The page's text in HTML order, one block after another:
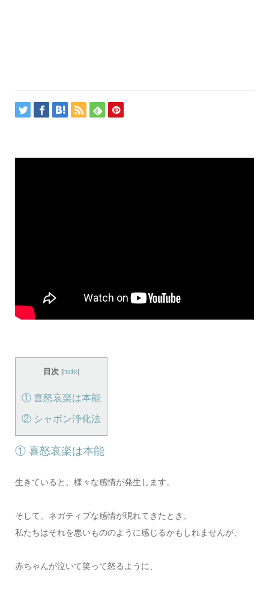
目次 [hide]
① 喜怒哀楽は本能
② シャボン浄化法
① 喜怒哀楽は本能
生きていると、様々な感情が発生します。
そして、ネガティブな感情が現れてきたとき、
私たちはそれを悪いもののように感じるかもしれませんが、
赤ちゃんが泣いて笑って怒るように、